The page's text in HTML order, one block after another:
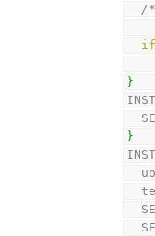
/
}
}